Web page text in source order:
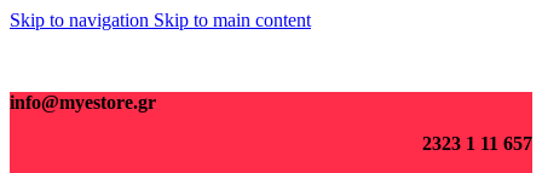
Skip to navigation Skip to main content
info@myestore.gr
2323 1 11 657